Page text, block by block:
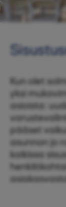
Kun olet
yksi
asioista:
pääset
asunnon jo
kaikissa